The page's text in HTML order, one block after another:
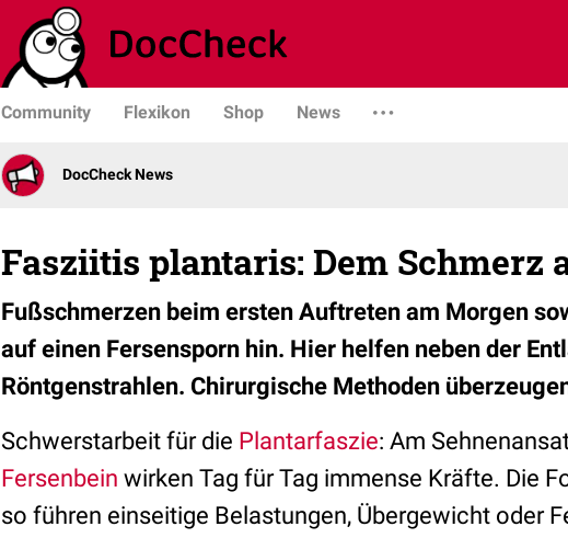
Community Flexikon Shop News
DocCheck News
Fasziitis plantaris: Dem Schmerz
Fußschmerzen beim ersten Auftreten am Morgen
auf einen Fersensporn hin. Hier helfen neben der
Röntgenstrahlen. Chirurgische Methoden
Schwerstarbeit für die Plantarfaszie: Am
Fersenbein wirken Tag für Tag immense Kräfte. Die
so führen einseitige Belastungen, Übergewicht oder